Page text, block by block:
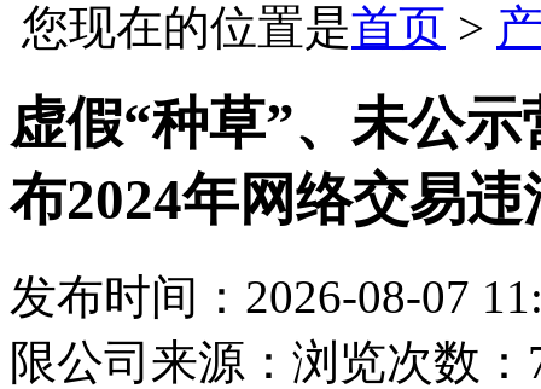
您现在的位置是首页 >
虚假“种草”、未公
布2024年网络交易违
发布时间：2026-08-07
限公司 来源： 浏览次数：